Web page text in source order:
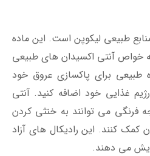
طبیعی لیکوپن است. این ماده
خواص آنتی اکسیدان های طبیعی
طبیعی برای پاکسازی عروق خود
غذایی خود اضافه کنید. آنتی
فرنگی می توانند به خنثی کردن
کمک کنند. این رادیکال های آزاد
می دهند.